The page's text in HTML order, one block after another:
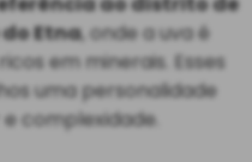
Etna, onde a uva é
em minerais. Esses
uma personalidade
complexidade.